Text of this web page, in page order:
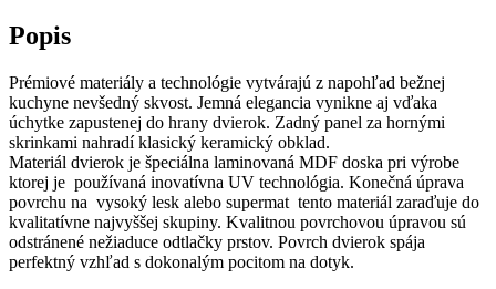
Popis
Prémiové materiály a technológie vytvárajú z napohľad bežnej
kuchyne nevšedný skvost. Jemná elegancia vynikne aj vďaka
úchytke zapustenej do hrany dvierok. Zadný panel za hornými
skrinkami nahradí klasický keramický obklad.
Materiál dvierok je špeciálna laminovaná MDF doska pri výrobe
ktorej je používaná inovatívna UV technológia. Konečná úprava
povrchu na vysoký lesk alebo supermat tento materiál zaraďuje do
kvalitatívne najvyššej skupiny. Kvalitnou povrchovou úpravou sú
odstránené nežiaduce odtlačky prstov. Povrch dvierok spája
perfektný vzhľad s dokonalým pocitom na dotyk.